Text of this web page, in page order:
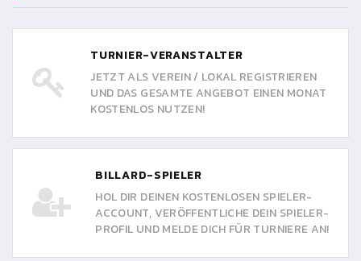
TURNIER-VERANSTALTER
JETZT ALS VEREIN / LOKAL REGISTRIEREN
UND DAS GESAMTE ANGEBOT EINEN MONAT
KOSTENLOS NUTZEN!
BILLARD-SPIELER
HOL DIR DEINEN KOSTENLOSEN SPIELER-
ACCOUNT, VERÖFFENTLICHE DEIN SPIELER-
PROFIL UND MELDE DICH FÜR TURNIERE AN!